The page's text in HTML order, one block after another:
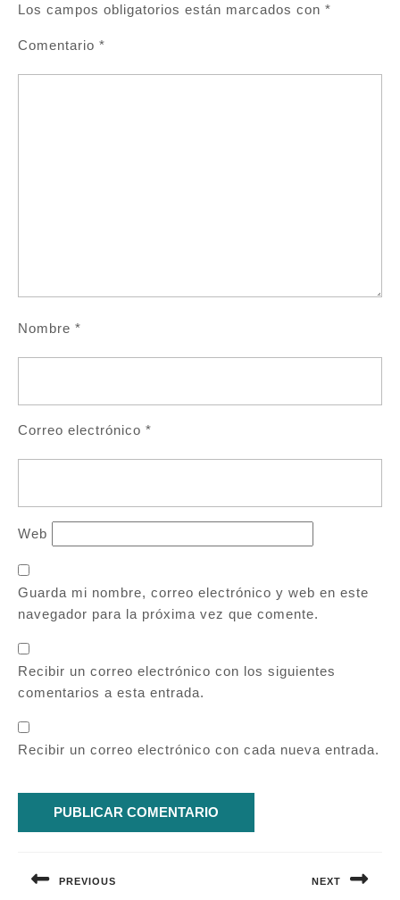
Los campos obligatorios están marcados con *
Comentario *
Nombre *
Correo electrónico *
Web
Guarda mi nombre, correo electrónico y web en este
navegador para la próxima vez que comente.
Recibir un correo electrónico con los siguientes
comentarios a esta entrada.
Recibir un correo electrónico con cada nueva entrada.
de
PREVIOUS NEXT